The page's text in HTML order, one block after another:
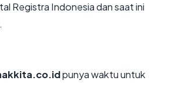
Registra Indonesia dan saat ini
punya waktu untuk